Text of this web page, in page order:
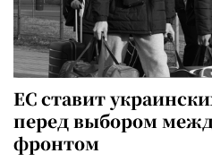
ЕС ставит
перед выбором
фронтом